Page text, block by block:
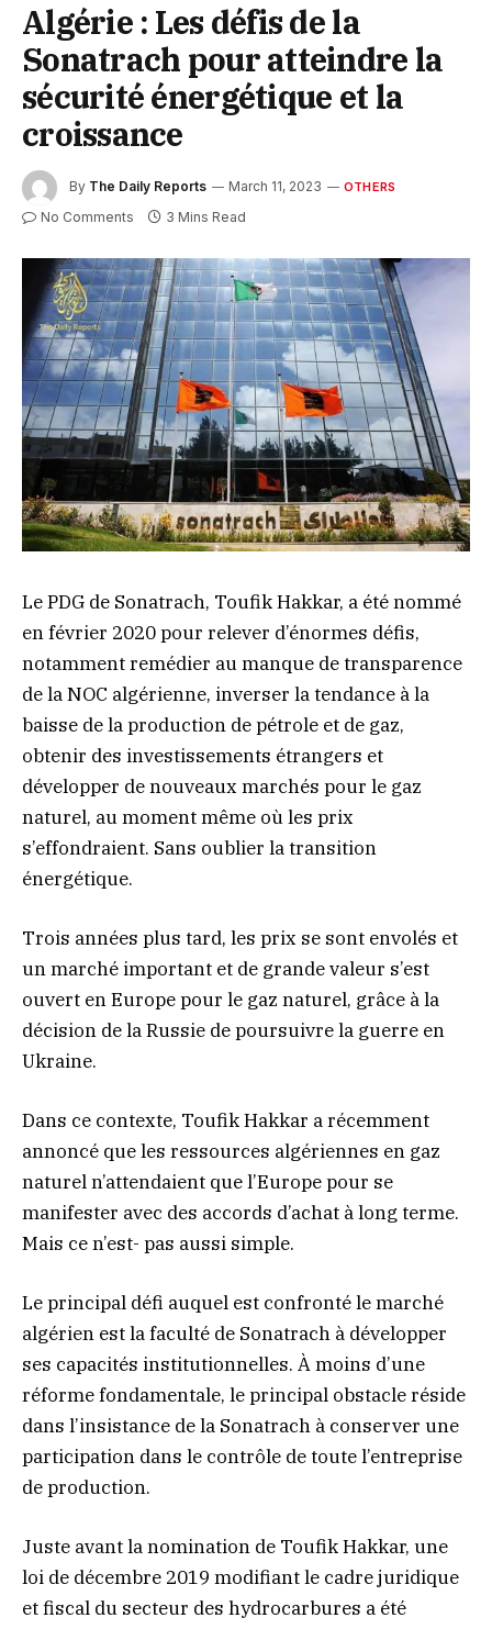
Algérie : Les défis de la
Sonatrach pour atteindre la
sécurité énergétique et la
croissance
By The Daily Reports March 11, 2023 OTHERS
No Comments 3 Mins Read
Le PDG de Sonatrach, Toufik Hakkar, a été nommé
en février 2020 pour relever d’énormes défis,
notamment remédier au manque de transparence
de la NOC algérienne, inverser la tendance à la
baisse de la production de pétrole et de gaz,
obtenir des investissements étrangers et
développer de nouveaux marchés pour le gaz
naturel, au moment même où les prix
s’effondraient. Sans oublier la transition
énergétique.
Trois années plus tard, les prix se sont envolés et
un marché important et de grande valeur s’est
ouvert en Europe pour le gaz naturel, grâce à la
décision de la Russie de poursuivre la guerre en
Ukraine.
Dans ce contexte, Toufik Hakkar a récemment
annoncé que les ressources algériennes en gaz
naturel n’attendaient que l’Europe pour se
manifester avec des accords d’achat à long terme.
Mais ce n’est- pas aussi simple.
Le principal défi auquel est confronté le marché
algérien est la faculté de Sonatrach à développer
ses capacités institutionnelles. À moins d’une
réforme fondamentale, le principal obstacle réside
dans l’insistance de la Sonatrach à conserver une
participation dans le contrôle de toute l’entreprise
de production.
Juste avant la nomination de Toufik Hakkar, une
loi de décembre 2019 modifiant le cadre juridique
et fiscal du secteur des hydrocarbures a été